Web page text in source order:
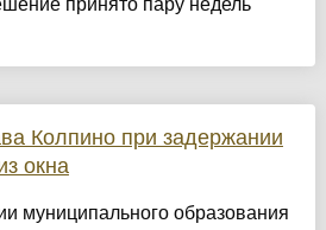
принято пару недель
Колпино при задержании
окна
муниципального образования